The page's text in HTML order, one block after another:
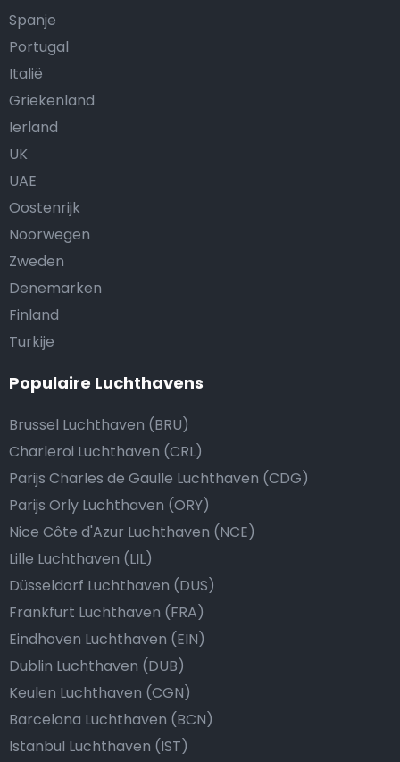
Spanje
Portugal
Italië
Griekenland
Ierland
UK
UAE
Oostenrijk
Noorwegen
Zweden
Denemarken
Finland
Turkije
Populaire Luchthavens
Brussel Luchthaven (BRU)
Charleroi Luchthaven (CRL)
Parijs Charles de Gaulle Luchthaven (CDG)
Parijs Orly Luchthaven (ORY)
Nice Côte d'Azur Luchthaven (NCE)
Lille Luchthaven (LIL)
Düsseldorf Luchthaven (DUS)
Frankfurt Luchthaven (FRA)
Eindhoven Luchthaven (EIN)
Dublin Luchthaven (DUB)
Keulen Luchthaven (CGN)
Barcelona Luchthaven (BCN)
Istanbul Luchthaven (IST)